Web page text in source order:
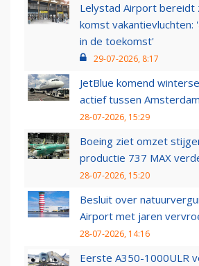
Lelystad Airport bereidt
komst vakantievluchten:
in de toekomst'
29-07-2026, 8:17
JetBlue komend
actief tussen
28-07-2026, 15:29
Boeing ziet omzet
productie 737 MAX
28-07-2026, 15:20
Besluit over
Airport met jaren
28-07-2026, 14:16
Eerste A350-1000ULR